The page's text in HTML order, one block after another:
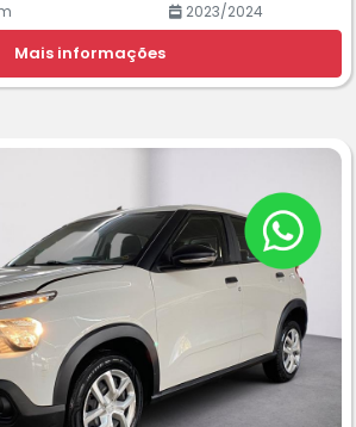
2023/2024
Mais informações